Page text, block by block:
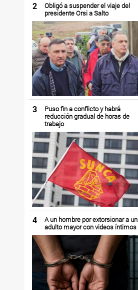
2
Obligó a suspender el viaje del
presidente Orsi a Salto
3
Puso fin a conflicto y habrá
reducción gradual de horas de
trabajo
4
A un hombre por extorsionar a un
adulto mayor con videos íntimos